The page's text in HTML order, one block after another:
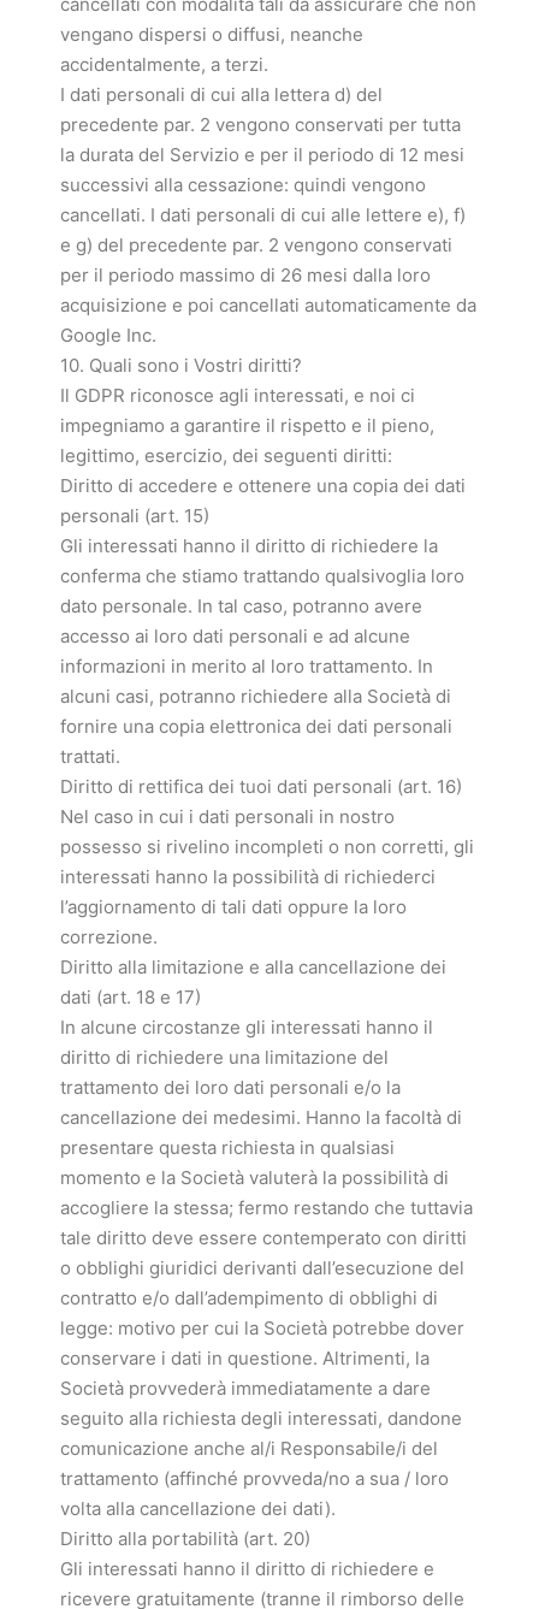
vengano dispersi o diffusi, neanche
accidentalmente, a terzi.
I dati personali di cui alla lettera d) del
precedente par. 2 vengono conservati per tutta
la durata del Servizio e per il periodo di 12 mesi
successivi alla cessazione: quindi vengono
cancellati. I dati personali di cui alle lettere e), f)
e g) del precedente par. 2 vengono conservati
per il periodo massimo di 26 mesi dalla loro
acquisizione e poi cancellati automaticamente da
Google Inc.
10. Quali sono i Vostri diritti?
Il GDPR riconosce agli interessati, e noi ci
impegniamo a garantire il rispetto e il pieno,
legittimo, esercizio, dei seguenti diritti:
Diritto di accedere e ottenere una copia dei dati
personali (art. 15)
Gli interessati hanno il diritto di richiedere la
conferma che stiamo trattando qualsivoglia loro
dato personale. In tal caso, potranno avere
accesso ai loro dati personali e ad alcune
informazioni in merito al loro trattamento. In
alcuni casi, potranno richiedere alla Società di
fornire una copia elettronica dei dati personali
trattati.
Diritto di rettifica dei tuoi dati personali (art. 16)
Nel caso in cui i dati personali in nostro
possesso si rivelino incompleti o non corretti, gli
interessati hanno la possibilità di richiederci
l’aggiornamento di tali dati oppure la loro
correzione.
Diritto alla limitazione e alla cancellazione dei
dati (art. 18 e 17)
In alcune circostanze gli interessati hanno il
diritto di richiedere una limitazione del
trattamento dei loro dati personali e/o la
cancellazione dei medesimi. Hanno la facoltà di
presentare questa richiesta in qualsiasi
momento e la Società valuterà la possibilità di
accogliere la stessa; fermo restando che tuttavia
tale diritto deve essere contemperato con diritti
o obblighi giuridici derivanti dall’esecuzione del
contratto e/o dall’adempimento di obblighi di
legge: motivo per cui la Società potrebbe dover
conservare i dati in questione. Altrimenti, la
Società provvederà immediatamente a dare
seguito alla richiesta degli interessati, dandone
comunicazione anche al/i Responsabile/i del
trattamento (affinché provveda/no a sua / loro
volta alla cancellazione dei dati).
Diritto alla portabilità (art. 20)
Gli interessati hanno il diritto di richiedere e
ricevere gratuitamente (tranne il rimborso delle